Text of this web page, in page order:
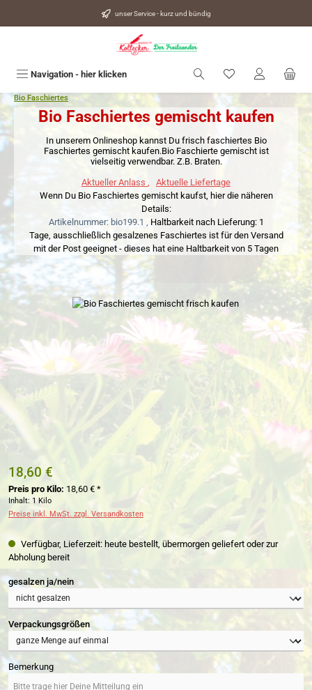
unser Service - kurz und bündig
Navigation - hier klicken Du hast 0
Bio Faschiertes
Bio Faschiertes gemischt kaufen
In unserem Onlineshop kannst Du frisch faschiertes Bio
Faschiertes gemischt kaufen.Bio Faschierte gemischt ist
vielseitig verwendbar. Z.B. Braten.
Aktueller Anlass
Aktuelle Liefertage
Wenn Du Bio Faschiertes gemischt kaufst, hier die näheren
Details:
Artikelnummer: bio199.1 , Haltbarkeit nach Lieferung: 1
Tage, ausschließlich gesalzenes Faschiertes ist für den Versand
mit der Post geeignet - dieses hat eine Haltbarkeit von 5 Tagen
Bildergalerie überspringen
18,60 €
Preis pro Kilo: 18,60 € *
Inhalt: 1 Kilo
Preise inkl. MwSt. zzgl. Versandkosten
Verfügbar, Lieferzeit: heute bestellt, übermorgen geliefert oder zur
Abholung bereit
gesalzen ja/neinauswählen
Verpackungsgrößenauswählen
Bemerkung